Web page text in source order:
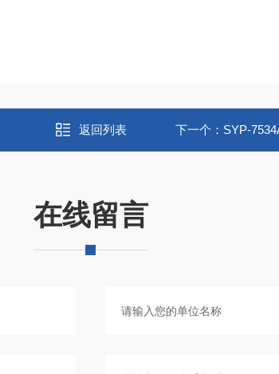
返回列表 下一个： SYP-
在线留言